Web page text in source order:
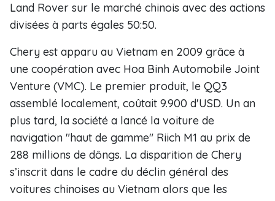
Land Rover sur le marché chinois avec des actions
divisées à parts égales 50:50.
Chery est apparu au Vietnam en 2009 grâce à
une coopération avec Hoa Binh Automobile Joint
Venture (VMC). Le premier produit, le QQ3
assemblé localement, coûtait 9.900 d'USD. Un an
plus tard, la société a lancé la voiture de
navigation "haut de gamme" Riich M1 au prix de
288 millions de dôngs. La disparition de Chery
s’inscrit dans le cadre du déclin général des
voitures chinoises au Vietnam alors que les